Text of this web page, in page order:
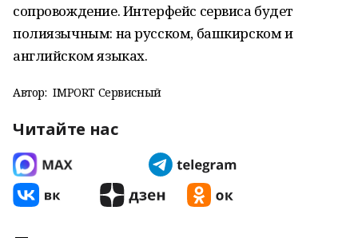
сопровождение. Интерфейс сервиса будет
полиязычным: на русском, башкирском и
английском языках.
Автор: IMPORT Сервисный
Читайте нас